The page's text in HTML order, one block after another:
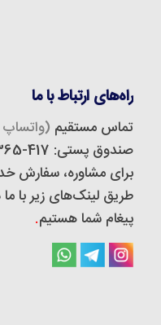
راه‌های ارتباط با ما
تماس مستقیم (واتساپ
صندوق پستی: 417-71365
برای مشاوره، سفارش
طریق لینک‌های زیر با ما
پیغام شما هستیم.